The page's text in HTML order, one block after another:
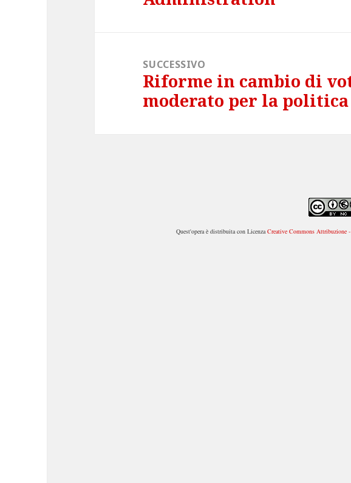
SUCCESSIVO
Articolo
successivo:
Riforme in cambio di
moderato per la politica
Quest'opera è distribuita con LicenzaCreative Commons Attribuzione